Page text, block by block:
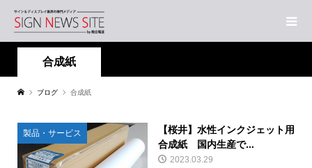
合成紙
ブログ 合成紙
製品・サービス
【桜井】水性インクジェット用
合成紙 国内生産で...
2023.03.29